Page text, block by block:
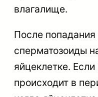
влагалище.
После
сперматозоиды
яйцеклетке.
происходит в